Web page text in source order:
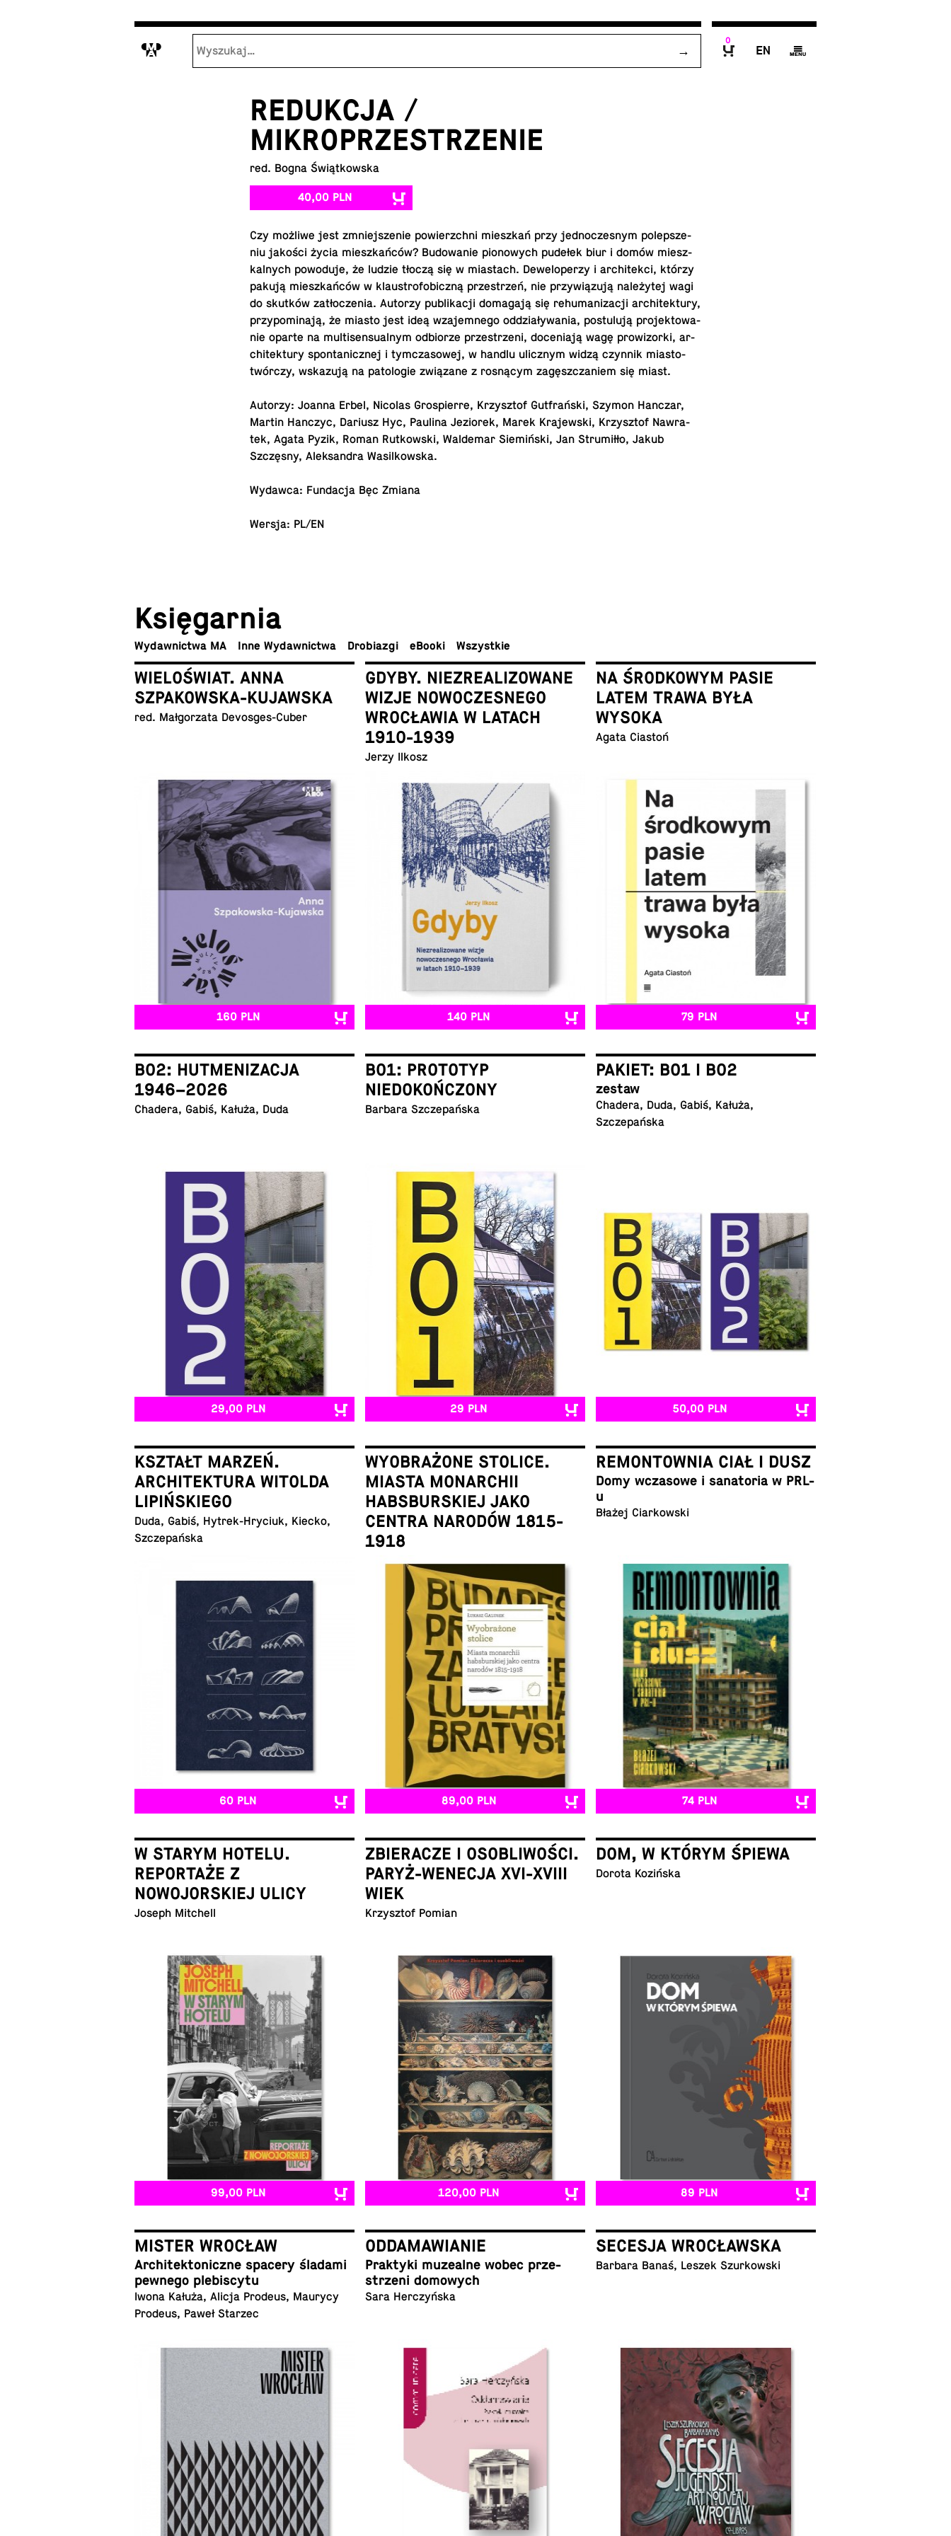
M
0
E g
REDUKCJA /
MIKROPRZESTRZENIE
red. Bogna Świątkowska
40,00 PLN
Czy możliwe jest zmniej­sze­nie po­wierzch­ni miesz­kań przy jed­no­cze­snym po­lep­sze­
niu jakości życia miesz­kań­ców? Bu­do­wa­nie pio­no­wych pudełek biur i domów miesz­
kal­nych po­wo­du­je, że ludzie tłoczą się w mia­stach. De­we­lo­pe­rzy i ar­chi­tek­ci, którzy
pakują miesz­kań­ców w klau­stro­fo­bicz­ną prze­strzeń, nie przy­wią­zu­ją na­le­ży­tej wagi
do skutków za­tło­cze­nia. Autorzy pu­bli­ka­cji do­ma­ga­ją się re­hu­ma­ni­za­cji ar­chi­tek­tu­ry,
przy­po­mi­na­ją, że miasto jest ideą wza­jem­ne­go od­dzia­ły­wa­nia, po­stu­lu­ją pro­jek­to­wa­
nie oparte na mul­ti­sen­su­al­nym od­bio­rze prze­strze­ni, do­ce­nia­ją wagę pro­wi­zor­ki, ar­
chi­tek­tu­ry spon­ta­nicz­nej i tym­cza­so­wej, w handlu ulicz­nym widzą czynnik mia­sto­
twór­czy, wska­zu­ją na pa­to­lo­gie zwią­za­ne z ro­sną­cym za­gęsz­cza­niem się miast.
Autorzy: Joanna Erbel, Nicolas Gro­spier­re, Krzysz­tof Gut­frań­ski, Szymon Hanczar,
Martin Hanczyc, Dariusz Hyc, Paulina Je­zio­rek, Marek Kra­jew­ski, Krzysz­tof Na­wra­
tek, Agata Pyzik, Roman Rut­kow­ski, Wal­de­mar Sie­miń­ski, Jan Stru­mił­ło, Jakub
Szczę­sny, Alek­san­dra Wasilkowska.
Wydawca: Fun­da­cja Bęc Zmiana
Wersja: PL/EN
Księ­gar­nia
Wy­daw­nic­twa MA Inne Wydawnictwa Dro­bia­zgi eBooki Wszyst­kie
WIELOŚWIAT. ANNA
SZPAKOWSKA-KUJAWSKA
red. Mał­go­rza­ta Devosges-Cuber
160 PLN
GDYBY. NIEZREALIZOWANE
WIZJE NOWOCZESNEGO
WROCŁAWIA W LATACH
1910-1939
Jerzy Ilkosz
140 PLN
NA ŚRODKOWYM PASIE
LATEM TRAWA BYŁA
WYSOKA
Agata Ciastoń
79 PLN
B02: HUTMENIZACJA
1946–2026
Chadera, Gabiś, Kałuża, Duda
29,00 PLN
B01: PROTOTYP
NIEDOKOŃCZONY
Barbara Szczepańska
29 PLN
PAKIET: B01 I B02
zestaw
Chadera, Duda, Gabiś, Kałuża,
Szczepańska
50,00 PLN
KSZTAŁT MARZEŃ.
ARCHITEKTURA WITOLDA
LIPIŃSKIEGO
Duda, Gabiś, Hy­trek-Hry­ciuk, Kiecko,
Szczepańska
60 PLN
WYOBRAŻONE STOLICE.
MIASTA MONARCHII
HABSBURSKIEJ JAKO
CENTRA NARODÓW 1815-
1918
Łukasz Galusek
89,00 PLN
REMONTOWNIA CIAŁ I DUSZ
Domy wcza­so­we i sa­na­to­ria w PRL-
u
Błażej Ciarkowski
74 PLN
W STARYM HOTELU.
REPORTAŻE Z
NOWOJORSKIEJ ULICY
Joseph Mitchell
99,00 PLN
ZBIERACZE I OSOBLIWOŚCI.
PARYŻ-WENECJA XVI-XVIII
WIEK
Krzysz­tof Pomian
120,00 PLN
DOM, W KTÓRYM ŚPIEWA
Dorota Kozińska
89 PLN
MISTER WROCŁAW
Ar­chi­tek­to­nicz­ne spacery śladami
pewnego plebiscytu
Iwona Kałuża, Alicja Prodeus, Maurycy
Prodeus, Paweł Starzec
ODDAMAWIANIE
Prak­ty­ki mu­ze­al­ne wobec prze­
strze­ni domowych
Sara Herczyńska
SECESJA WROCŁAWSKA
Barbara Banaś, Leszek Szurkowski